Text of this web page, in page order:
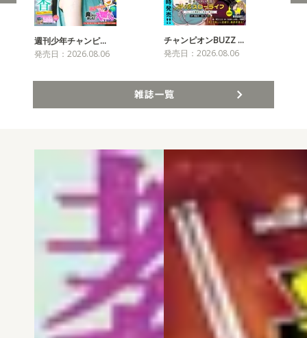
週刊少年チャンピ…
発売日：2026.08.06
チャンピオンBUZZ …
発売日：2026.08.06